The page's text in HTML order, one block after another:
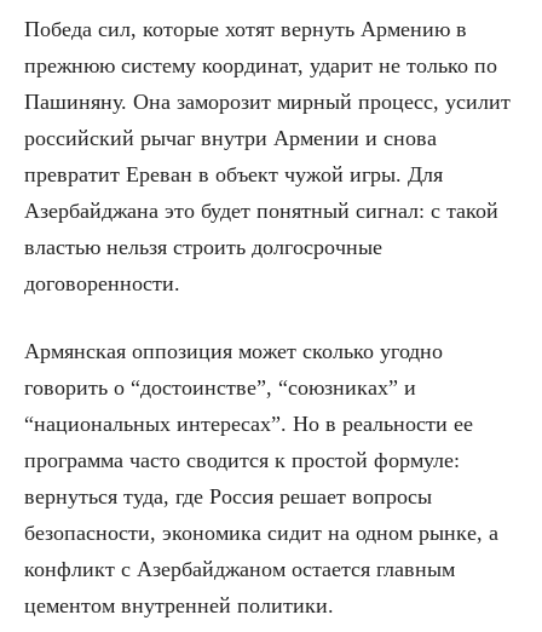
Победа сил, которые хотят вернуть Армению в
прежнюю систему координат, ударит не только по
Пашиняну. Она заморозит мирный процесс, усилит
российский рычаг внутри Армении и снова
превратит Ереван в объект чужой игры. Для
Азербайджана это будет понятный сигнал: с такой
властью нельзя строить долгосрочные
договоренности.
Армянская оппозиция может сколько угодно
говорить о “достоинстве”, “союзниках” и
“национальных интересах”. Но в реальности ее
программа часто сводится к простой формуле:
вернуться туда, где Россия решает вопросы
безопасности, экономика сидит на одном рынке, а
конфликт с Азербайджаном остается главным
цементом внутренней политики.